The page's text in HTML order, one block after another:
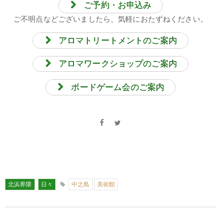
ご予約・お申込み
ご不明点などございましたら、気軽におたずねください。
アロマトリートメントのご案内
アロマワークショップのご案内
ボードゲーム会のご案内
北浜界隈 日々 中之島 美術館